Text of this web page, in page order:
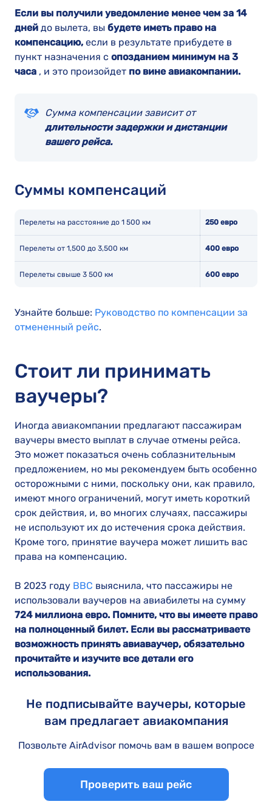
Если вы получили уведомление менее чем за 14
дней до вылета, вы будете иметь право на
компенсацию, если в результате прибудете в
пункт назначения с опозданием минимум на 3
часа , и это произойдет по вине авиакомпании.
Сумма компенсации зависит от
длительности задержки и дистанции
вашего рейса.
Суммы компенсаций
Перелеты на расстояние до 1 500 км 250 евро
Перелеты от 1,500 до 3,500 км 400 евро
Перелеты свыше 3 500 км 600 евро
Узнайте больше: Руководство по компенсации за
отмененный рейс.
Стоит ли принимать
ваучеры?
Иногда авиакомпании предлагают пассажирам
ваучеры вместо выплат в случае отмены рейса.
Это может показаться очень соблазнительным
предложением, но мы рекомендуем быть особенно
осторожными с ними, поскольку они, как правило,
имеют много ограничений, могут иметь короткий
срок действия, и, во многих случаях, пассажиры
не используют их до истечения срока действия.
Кроме того, принятие ваучера может лишить вас
права на компенсацию.
В 2023 году BBC выяснила, что пассажиры не
использовали ваучеров на авиабилеты на сумму
724 миллиона евро. Помните, что вы имеете право
на полноценный билет. Если вы рассматриваете
возможность принять авиаваучер, обязательно
прочитайте и изучите все детали его
использования.
Не подписывайте ваучеры, которые
вам предлагает авиакомпания
Позвольте AirAdvisor помочь вам в вашем вопросе
Проверить ваш рейс